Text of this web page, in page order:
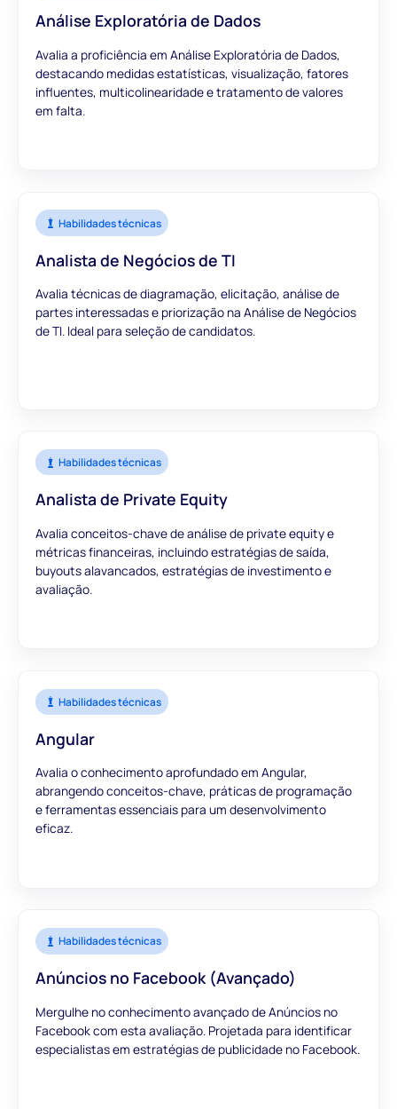
Análise Exploratória de Dados
Avalia a proficiência em Análise Exploratória de Dados,
destacando medidas estatísticas, visualização, fatores
influentes, multicolinearidade e tratamento de valores
em falta.
Habilidades técnicas
Analista de Negócios de TI
Avalia técnicas de diagramação, elicitação, análise de
partes interessadas e priorização na Análise de Negócios
de TI. Ideal para seleção de candidatos.
Habilidades técnicas
Analista de Private Equity
Avalia conceitos-chave de análise de private equity e
métricas financeiras, incluindo estratégias de saída,
buyouts alavancados, estratégias de investimento e
avaliação.
Habilidades técnicas
Angular
Avalia o conhecimento aprofundado em Angular,
abrangendo conceitos-chave, práticas de programação
e ferramentas essenciais para um desenvolvimento
eficaz.
Habilidades técnicas
Anúncios no Facebook (Avançado)
Mergulhe no conhecimento avançado de Anúncios no
Facebook com esta avaliação. Projetada para identificar
especialistas em estratégias de publicidade no Facebook.